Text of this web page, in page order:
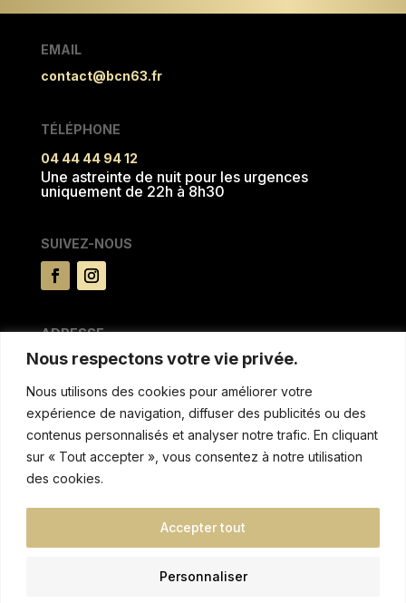
Nous respectons votre vie privée.
Nous utilisons des cookies pour améliorer votre
expérience de navigation, diffuser des publicités ou des
contenus personnalisés et analyser notre trafic. En cliquant
sur « Tout accepter », vous consentez à notre utilisation
des cookies.
Personnaliser
Accepter tout
EMAIL
contact@bcn63.fr
TÉLÉPHONE
04 44 44 94 12
Une astreinte de nuit pour les urgences
uniquement de 22h à 8h30
SUIVEZ-NOUS
ADRESSE
15 rue du Pré la reine
63100 CLERMONT FERRAND
MENTIONS & AUTRES
Politique de confidentialitée
Conditions de location
Réglement intèrieur et tarifs de non respect